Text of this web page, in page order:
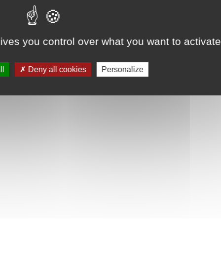
you control over what you want to activate
Deny all cookies Personalize